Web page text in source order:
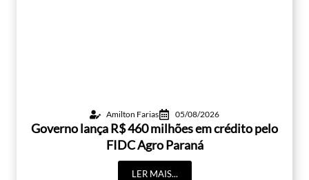
Amilton Farias 05/08/2026
Governo lança R$ 460 milhões em crédito pelo
FIDC Agro Paraná
LER MAIS...